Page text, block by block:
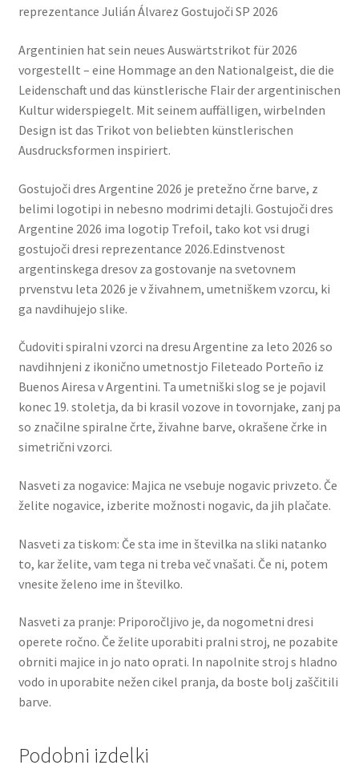
reprezentance Julián Álvarez Gostujoči SP 2026
Argentinien hat sein neues Auswärtstrikot für 2026
vorgestellt – eine Hommage an den Nationalgeist, die die
Leidenschaft und das künstlerische Flair der argentinischen
Kultur widerspiegelt. Mit seinem auffälligen, wirbelnden
Design ist das Trikot von beliebten künstlerischen
Ausdrucksformen inspiriert.
Gostujoči dres Argentine 2026 je pretežno črne barve, z
belimi logotipi in nebesno modrimi detajli. Gostujoči dres
Argentine 2026 ima logotip Trefoil, tako kot vsi drugi
gostujoči dresi reprezentance 2026.Edinstvenost
argentinskega dresov za gostovanje na svetovnem
prvenstvu leta 2026 je v živahnem, umetniškem vzorcu, ki
ga navdihujejo slike.
Čudoviti spiralni vzorci na dresu Argentine za leto 2026 so
navdihnjeni z ikonično umetnostjo Fileteado Porteño iz
Buenos Airesa v Argentini. Ta umetniški slog se je pojavil
konec 19. stoletja, da bi krasil vozove in tovornjake, zanj pa
so značilne spiralne črte, živahne barve, okrašene črke in
simetrični vzorci.
Nasveti za nogavice: Majica ne vsebuje nogavic privzeto. Če
želite nogavice, izberite možnosti nogavic, da jih plačate.
Nasveti za tiskom: Če sta ime in številka na sliki natanko
to, kar želite, vam tega ni treba več vnašati. Če ni, potem
vnesite želeno ime in številko.
Nasveti za pranje: Priporočljivo je, da nogometni dresi
operete ročno. Če želite uporabiti pralni stroj, ne pozabite
obrniti majice in jo nato oprati. In napolnite stroj s hladno
vodo in uporabite nežen cikel pranja, da boste bolj zaščitili
barve.
Podobni izdelki